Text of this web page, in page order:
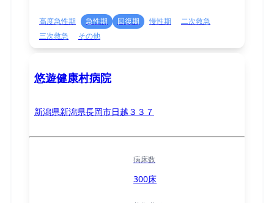
高度急性期 急性期 回復期 慢性期
二次救急
三次救急
その他
悠遊健康村病院
新潟県新潟県長岡市日越３３７
病床数
300床